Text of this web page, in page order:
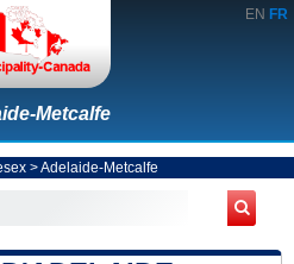
EN FR
Metcalfe
>Adelaide-Metcalfe